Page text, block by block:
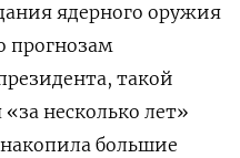
ядерного оружия
прогнозам
такой
несколько лет»
большие